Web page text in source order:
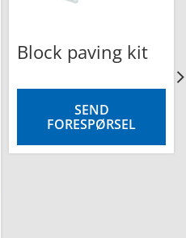
Block paving kit
SEND
FORESPØRSEL